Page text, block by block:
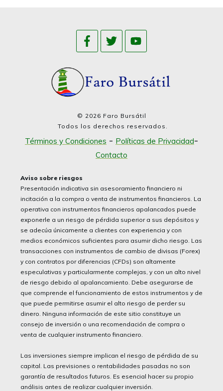
Términos y Condiciones - Políticas de Privacidad-
Contacto
© 2026 Faro Bursátil
Todos los derechos reservados.
Aviso sobre riesgos
Presentación indicativa sin asesoramiento financiero ni
incitación a la compra o venta de instrumentos financieros. La
operativa con instrumentos financieros apalancados puede
exponerle a un riesgo de pérdida superior a sus depósitos y
se adecúa únicamente a clientes con experiencia y con
medios económicos suficientes para asumir dicho riesgo. Las
transacciones con instrumentos de cambio de divisas (Forex)
y con contratos por diferencias (CFDs) son altamente
especulativas y particularmente complejas, y con un alto nivel
de riesgo debido al apalancamiento. Debe asegurarse de
que comprende el funcionamiento de estos instrumentos y de
que puede permitirse asumir el alto riesgo de perder su
dinero. Ninguna información de este sitio constituye un
consejo de inversión o una recomendación de compra o
venta de cualquier instrumento financiero.
Las inversiones siempre implican el riesgo de pérdida de su
capital. Las previsiones o rentabilidades pasadas no son
garantía de resultados futuros. Es esencial hacer su propio
análisis antes de realizar cualquier inversión.